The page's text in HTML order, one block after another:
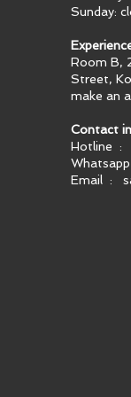
Sunday:
Room B,
Street,
make an
Contact
Hotline :
Email :